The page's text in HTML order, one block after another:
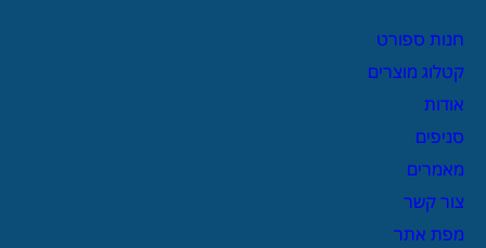
חנות ספורט
קטלוג מוצרים
אודות
סניפים
מאמרים
צור קשר
מפת אתר